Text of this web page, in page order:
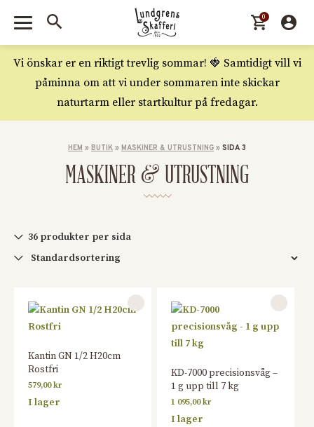
0
Vi önskar er en riktigt trevlig sommar! 🍓 Samtidigt vill vi
påminna om att vi under sommaren inte skickar
naturtarm eller startkultur på fredagar.
HEM » BUTIK » MASKINER & UTRUSTNING » SIDA 3
MASKINER & UTRUSTNING
Kantin GN 1/2 H20cm
Rostfri
579,00kr
I lager
KD-7000 precisionsvåg –
1 g upp till 7 kg
1 095,00kr
I lager